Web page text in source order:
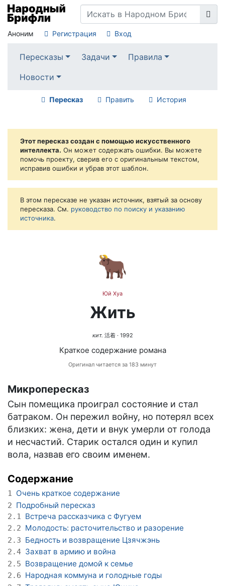
Аноним Регистрация Вход
Пересказы Задачи
Правила
Новости
Пересказ Править История
Этот пересказ создан с помощью искусственного
интеллекта. Он может содержать ошибки. Вы можете
помочь проекту, сверив его с оригинальным текстом,
исправив ошибки и убрав этот шаблон.
В этом пересказе не указан источник, взятый за основу
пересказа. См. руководство по поиску и указанию
источника.
🐂
Юй Хуа
Жить
кит. 活着· 1992
Краткое содержание романа
Оригинал читается за 183 минут
Микропересказ
Сын помещика проиграл состояние и стал
батраком. Он пережил войну, но потерял всех
близких: жена, дети и внук умерли от голода
и несчастий. Старик остался один и купил
вола, назвав его своим именем.
Содержание
1 Очень краткое содержание
2 Подробный пересказ
2.1 Встреча рассказчика с Фугуем
2.2 Молодость: расточительство и разорение
2.3 Бедность и возвращение Цзячжэнь
2.4 Захват в армию и война
2.5 Возвращение домой к семье
2.6 Народная коммуна и голодные годы